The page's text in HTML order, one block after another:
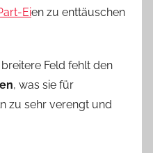
Eien zu enttäuschen
Feld fehlt den
en, was sie für
zu sehr verengt und